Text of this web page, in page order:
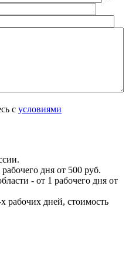
с условиями
дня от 500 руб.
- от 1 рабочего дня от
рабочих дней, стоимость